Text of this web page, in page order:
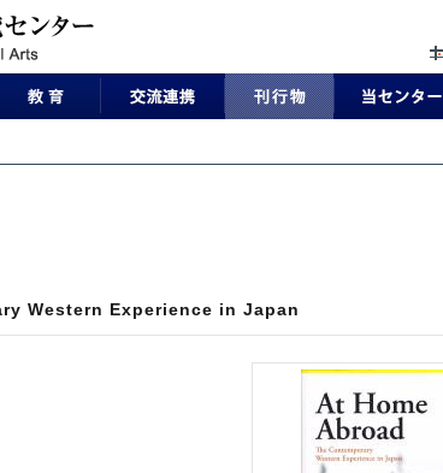
Western Experience in Japan